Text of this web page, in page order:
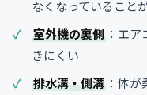
なくなっていること
室外機の裏側 ：エ
きにくい
排水溝・側溝 ：体